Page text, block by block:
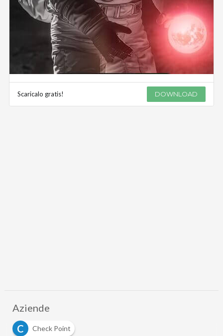
Scaricalo gratis! DOWNLOAD
Aziende
C
Check Point